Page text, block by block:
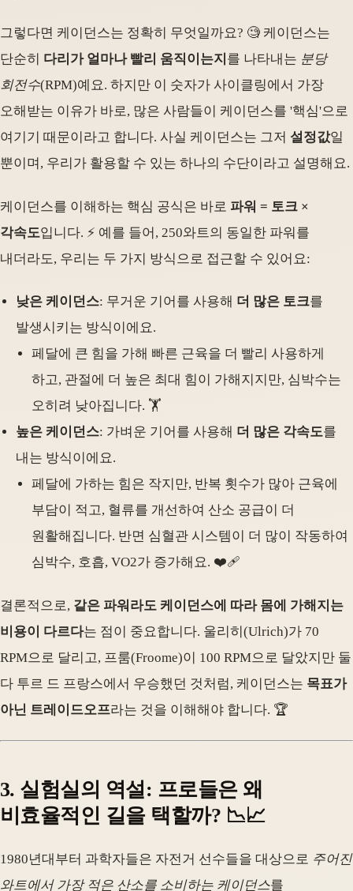
그렇다면 케이던스는 정확히 무엇일까요? 🧐 케이던스는
단순히 다리가 얼마나 빨리 움직이는지 를 나타내는 분당
회전수(RPM)예요. 하지만 이 숫자가 사이클링에서 가장
오해받는 이유가 바로, 많은 사람들이 케이던스를 '핵심'으로
여기기 때문이라고 합니다. 사실 케이던스는 그저 설정값일
뿐이며, 우리가 활용할 수 있는 하나의 수단이라고 설명해요.
케이던스를 이해하는 핵심 공식은 바로 파워 = 토크 ×
각속도입니다. ⚡️ 예를 들어, 250와트의 동일한 파워를
내더라도, 우리는 두 가지 방식으로 접근할 수 있어요:
낮은 케이던스: 무거운 기어를 사용해 더 많은 토크를
발생시키는 방식이에요.
페달에 큰 힘을 가해 빠른 근육을 더 빨리 사용하게
하고, 관절에 더 높은 최대 힘이 가해지지만, 심박수는
오히려 낮아집니다. 🏋️
높은 케이던스: 가벼운 기어를 사용해 더 많은 각속도를
내는 방식이에요.
페달에 가하는 힘은 작지만, 반복 횟수가 많아 근육에
부담이 적고, 혈류를 개선하여 산소 공급이 더
원활해집니다. 반면 심혈관 시스템이 더 많이 작동하여
심박수, 호흡, VO2가 증가해요. ❤️‍🩹
결론적으로, 같은 파워라도 케이던스에 따라 몸에 가해지는
비용이 다르다는 점이 중요합니다. 울리히(Ulrich)가 70
RPM으로 달리고, 프룸(Froome)이 100 RPM으로 달았지만 둘
다 투르 드 프랑스에서 우승했던 것처럼, 케이던스는 목표가
아닌 트레이드오프라는 것을 이해해야 합니다. 🏆
3. 실험실의 역설: 프로들은 왜
비효율적인 길을 택할까? 📉📈
1980년대부터 과학자들은 자전거 선수들을 대상으로 주어진
와트에서 가장 적은 산소를 소비하는 케이던스를